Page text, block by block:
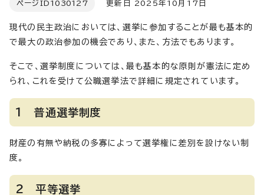
ページID 1030127 更新日 2025年10月17日
現代の民主政治においては、選挙に参加することが最も基本的
で最大の政治参加の機会であり、また、方法でもあります。
そこで、選挙制度については、最も基本的な原則が憲法に定め
られ、これを受けて公職選挙法で詳細に規定されています。
1 普通選挙制度
財産の有無や納税の多寡によって選挙権に差別を設けない制
度。
2 平等選挙